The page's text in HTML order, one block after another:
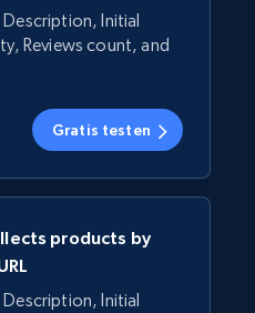
Initial
Reviews count, and
Gratis testen
products by
Initial